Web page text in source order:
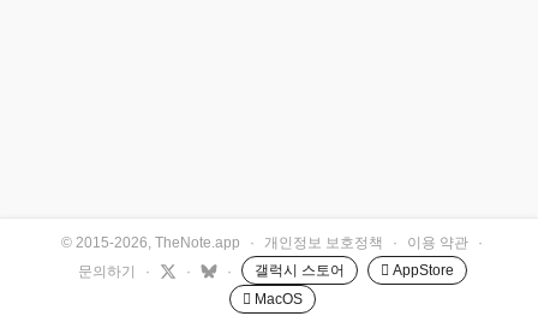
© 2015-2026, TheNote.app · 개인정보 보호정책 · 이용 약관
·
문의하기
· · · 갤럭시 스토어
 AppStore
 MacOS